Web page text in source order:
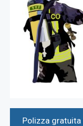
Polizza